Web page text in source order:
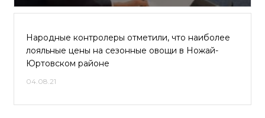
Народные контролеры отметили, что наиболее
лояльные цены на сезонные овощи в Ножай-
Юртовском районе
04.08.21